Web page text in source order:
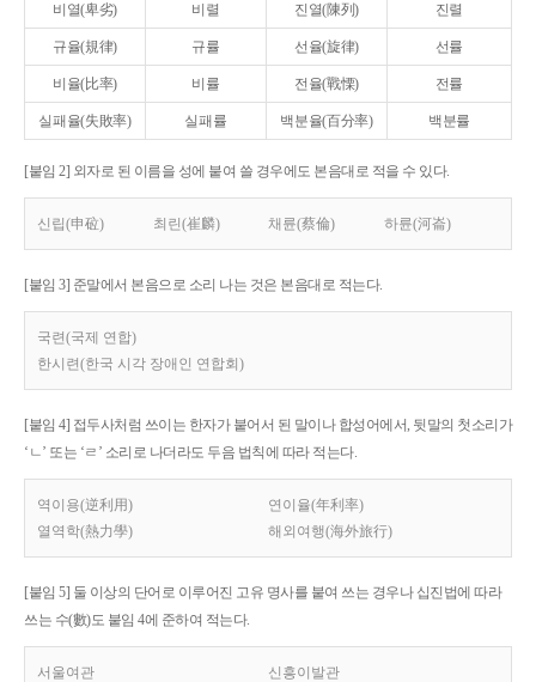
비열(卑劣) 비렬 진열(陳列) 진렬
규율(規律) 규률 선율(旋律) 선률
비율(比率) 비률 전율(戰慄) 전률
실패율(失敗率) 실패률 백분율(百分率) 백분률
[붙임 2] 외자로 된 이름을 성에 붙여 쓸 경우에도 본음대로 적을 수 있다.
신립(申砬) 최린(崔麟) 채륜(蔡倫) 하륜(河崙)
[붙임 3] 준말에서 본음으로 소리 나는 것은 본음대로 적는다.
국련(국제 연합)
한시련(한국 시각 장애인 연합회)
[붙임 4] 접두사처럼 쓰이는 한자가 붙어서 된 말이나 합성어에서, 뒷말의 첫소리가
‘ㄴ’ 또는 ‘ㄹ’ 소리로 나더라도 두음 법칙에 따라 적는다.
역이용(逆利用)
연이율(年利率)
열역학(熱力學)
해외여행(海外旅行)
[붙임 5] 둘 이상의 단어로 이루어진 고유 명사를 붙여 쓰는 경우나 십진법에 따라
쓰는 수(數)도 붙임 4에 준하여 적는다.
서울여관 신흥이발관